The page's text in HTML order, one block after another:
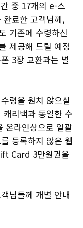
중 17개의 e-스
완료한 고객님께,
기존에 수령하신
제공해 드릴 예정
3장 교환과는 별
령을 원치 않으실
리백과 동일한 수
온라인상으로 일괄
등록하지 않은 웹
Card 3만원권을
님들께 개별 안내